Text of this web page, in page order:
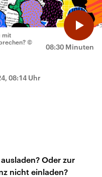
08:30 Minuten
mit
©
08:14 Uhr
Oder zur
nicht einladen?